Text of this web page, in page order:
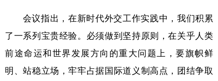
会议指出，在新时代外交工作实践中，我们积累
了一系列宝贵经验。必须做到坚持原则，在关乎人类
前途命运和世界发展方向的重大问题上，要旗帜鲜
明、站稳立场，牢牢占据国际道义制高点，团结争取